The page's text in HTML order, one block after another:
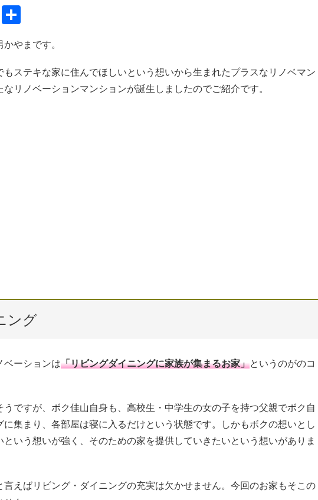
H
やまです。
ステキな家に住んでほしいという想いから生まれたプラスなリノベマン
リノベーションマンションが誕生しましたのでご紹介です。
ング
ベーションは「リビングダイニングに家族が集まるお家」というのがのコ
ですが、ボク佳山自身も、高校生・中学生の女の子を持つ父親でボク自
集まり、各部屋は寝に入るだけという状態です。しかもボクの想いとし
いう想いが強く、そのための家を提供していきたいという想いがありま
えばリビング・ダイニングの充実は欠かせません。今回のお家もそこの